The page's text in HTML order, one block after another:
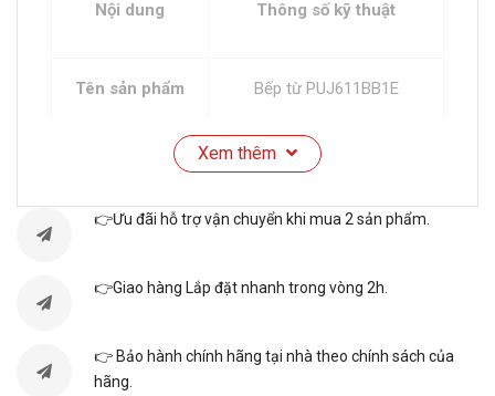
Nội dung Thông số kỹ thuật
Tên sản phẩm Bếp từ PUJ611BB1E
Thương hiệu Bosch
Xem thêm
👉Ưu đãi hỗ trợ vận chuyển khi mua 2 sản phẩm.
👉Giao hàng Lắp đặt nhanh trong vòng 2h.
👉 Bảo hành chính hãng tại nhà theo chính sách của
hãng.